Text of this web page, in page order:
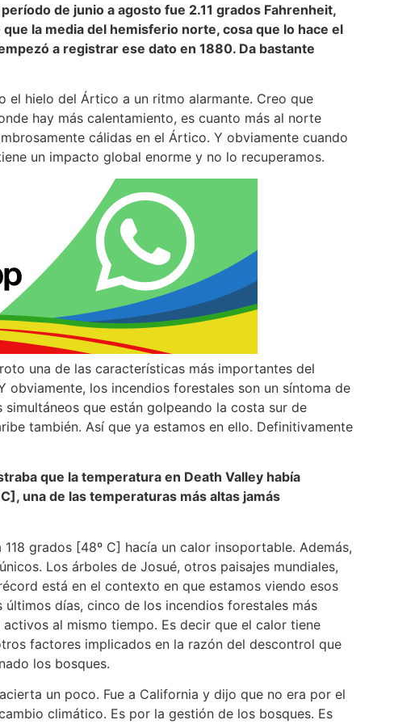
de junio a agosto fue 2.11 grados Fahrenheit,
la media del hemisferio norte, cosa que lo hace el
a registrar ese dato en 1880. Da bastante
el hielo del Ártico a un ritmo alarmante. Creo que
hay más calentamiento, es cuanto más al norte
cálidas en el Ártico. Y obviamente cuando
un impacto global enorme y no lo recuperamos.
una de las características más importantes del
obviamente, los incendios forestales son un síntoma de
que están golpeando la costa sur de
también. Así que ya estamos en ello. Definitivamente
que la temperatura en Death Valley había
una de las temperaturas más altas jamás
grados [48º C] hacía un calor insoportable. Además,
Los árboles de Josué, otros paisajes mundiales,
está en el contexto en que estamos viendo esos
días, cinco de los incendios forestales más
al mismo tiempo. Es decir que el calor tiene
factores implicados en la razón del descontrol que
los bosques.
un poco. Fue a California y dijo que no era por el
climático. Es por la gestión de los bosques. Es